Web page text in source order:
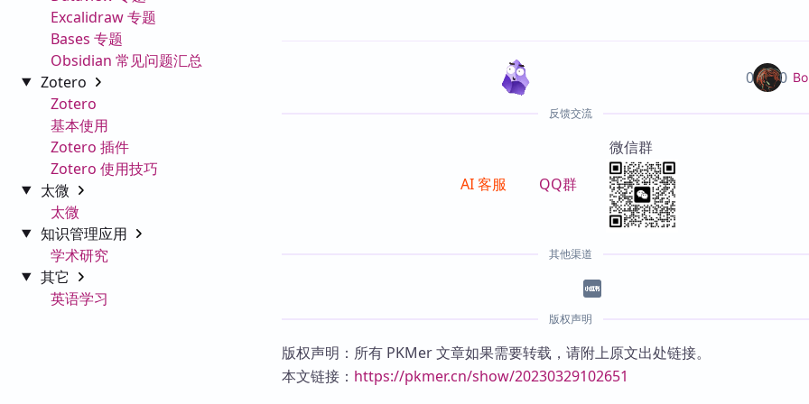
Excalidraw 专题
Bases 专题
Obsidian 常见问题汇总
Zotero
Zotero
基本使用
Zotero 插件
Zotero 使用技巧
太微
太微
知识管理应用
学术研究
其它
英语学习
0 0
反馈交流
AI 客服 QQ群
微信群
其他渠道
版权声明
版权声明：所有 PKMer 文章如果需要转载，请附上原文出处链接。
本文链接： https://pkmer.cn/show/20230329102651